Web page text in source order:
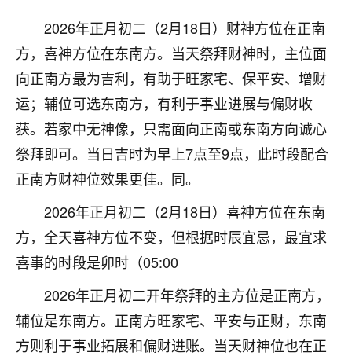
2026年正月初二（2月18日）财神方位在正南
方，喜神方位在东南方。当天祭拜财神时，主位面
向正南方最为吉利，有助于旺家宅、保平安、增财
运；辅位可选东南方，有利于事业进展与偏财收
获。若家中无神像，只需面向正南或东南方向诚心
祭拜即可。当日吉时为早上7点至9点，此时段配合
正南方财神位效果更佳。同。
2026年正月初二（2月18日）喜神方位在东南
方，全天喜神方位不变，但根据时辰宜忌，最宜求
喜事的时段是卯时（05:00
2026年正月初二开年祭拜的主方位是正南方，
辅位是东南方。正南方旺家宅、平安与正财，东南
方则利于事业拓展和偏财进账。当天财神位也在正
做完，我女儿跟变了个人一样，不期望她能考多好的
大学，只要能安安稳稳的把书读了，身体心理都健健
康康的我就很知足了！
鹿森：可怜天下父母心啊！
3小时前 来自河北 16
付深
三个，找老师的时候是抱着侥幸心理，没想到老师看
着我晋升有望，我半信半疑的按照老师建议，做了化
太岁还有一个发钱粮，本来年前的人事调整，拖到年
后，我以为都没戏了，结果开年一上班，开会提拔升
3000，非常开心，无论如何，感恩感谢！🙏🏻
鹿森：恭喜升职加薪！！，请客吗？�